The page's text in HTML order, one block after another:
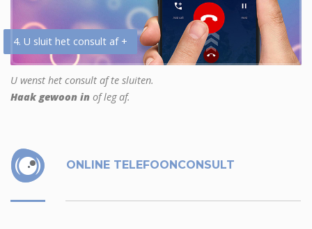
4. U sluit het consult af +
U wenst het consult af te sluiten.
Haak gewoon in of leg af.
ONLINE TELEFOONCONSULT